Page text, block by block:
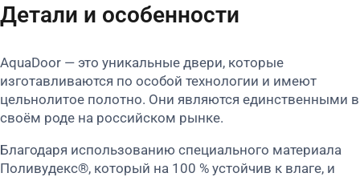
Детали и особенности
AquaDoor — это уникальные двери, которые
изготавливаются по особой технологии и имеют
цельнолитое полотно. Они являются единственными в
своём роде на российском рынке.
Благодаря использованию специального материала
Поливудекс®, который на 100 % устойчив к влаге, и